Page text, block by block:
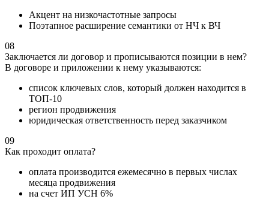
Акцент на низкочастотные запросы
Поэтапное расширение семантики от НЧ к ВЧ
08
Заключается ли договор и прописываются позиции в нем?
В договоре и приложении к нему указываются:
список ключевых слов, который должен находится в
ТОП-10
регион продвижения
юридическая ответственность перед заказчиком
09
Как проходит оплата?
оплата производится ежемесячно в первых числах
месяца продвижения
на счет ИП УСН 6%